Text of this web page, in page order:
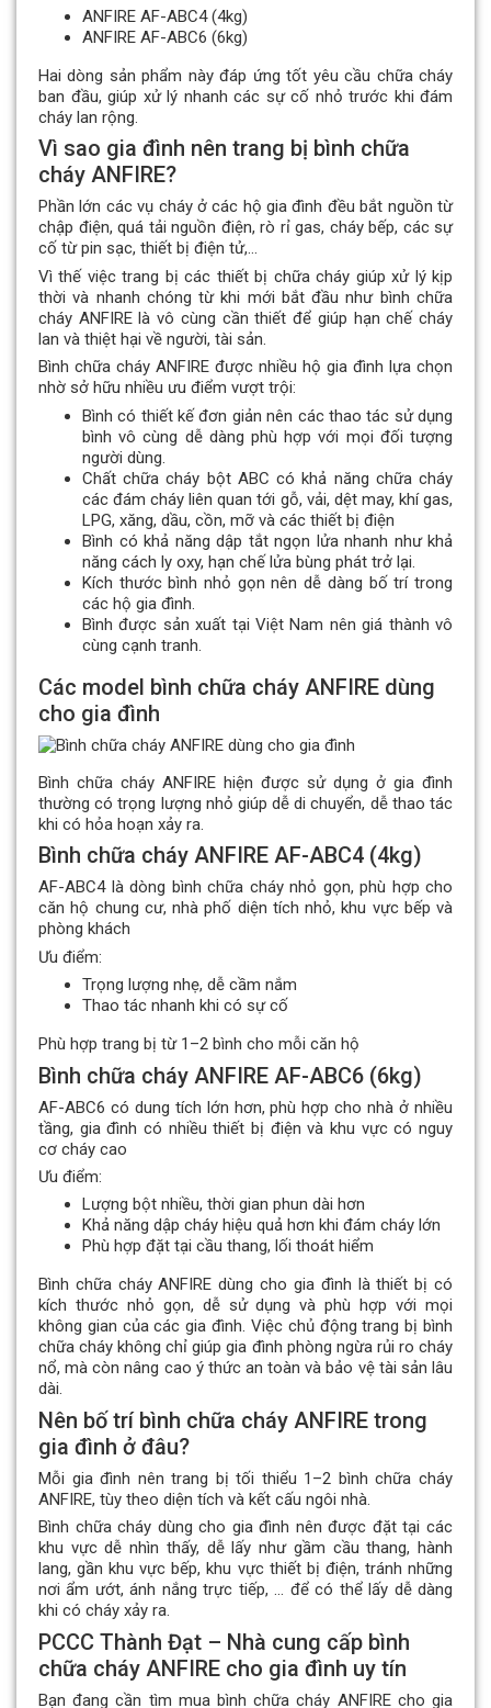
ANFIRE AF-ABC4 (4kg)
ANFIRE AF-ABC6 (6kg)
Hai dòng sản phẩm này đáp ứng tốt yêu cầu chữa cháy
ban đầu, giúp xử lý nhanh các sự cố nhỏ trước khi đám
cháy lan rộng.
Vì sao gia đình nên trang bị bình chữa
cháy ANFIRE?
Phần lớn các vụ cháy ở các hộ gia đình đều bắt nguồn từ
chập điện, quá tải nguồn điện, rò rỉ gas, cháy bếp, các sự
cố từ pin sạc, thiết bị điện tử,…
Vì thế việc trang bị các thiết bị chữa cháy giúp xử lý kịp
thời và nhanh chóng từ khi mới bắt đầu như bình chữa
cháy ANFIRE là vô cùng cần thiết để giúp hạn chế cháy
lan và thiệt hại về người, tài sản.
Bình chữa cháy ANFIRE được nhiều hộ gia đình lựa chọn
nhờ sở hữu nhiều ưu điểm vượt trội:
Bình có thiết kế đơn giản nên các thao tác sử dụng
bình vô cùng dễ dàng phù hợp với mọi đối tượng
người dùng.
Chất chữa cháy bột ABC có khả năng chữa cháy
các đám cháy liên quan tới gỗ, vải, dệt may, khí gas,
LPG, xăng, dầu, cồn, mỡ và các thiết bị điện
Bình có khả năng dập tắt ngọn lửa nhanh như khả
năng cách ly oxy, hạn chế lửa bùng phát trở lại.
Kích thước bình nhỏ gọn nên dễ dàng bố trí trong
các hộ gia đình.
Bình được sản xuất tại Việt Nam nên giá thành vô
cùng cạnh tranh.
Các model bình chữa cháy ANFIRE dùng
cho gia đình
Bình chữa cháy ANFIRE hiện được sử dụng ở gia đình
thường có trọng lượng nhỏ giúp dễ di chuyển, dễ thao tác
khi có hỏa hoạn xảy ra.
Bình chữa cháy ANFIRE AF-ABC4 (4kg)
AF-ABC4 là dòng bình chữa cháy nhỏ gọn, phù hợp cho
căn hộ chung cư, nhà phố diện tích nhỏ, khu vực bếp và
phòng khách
Ưu điểm:
Trọng lượng nhẹ, dễ cầm nắm
Thao tác nhanh khi có sự cố
Phù hợp trang bị từ 1–2 bình cho mỗi căn hộ
Bình chữa cháy ANFIRE AF-ABC6 (6kg)
AF-ABC6 có dung tích lớn hơn, phù hợp cho nhà ở nhiều
tầng, gia đình có nhiều thiết bị điện và khu vực có nguy
cơ cháy cao
Ưu điểm:
Lượng bột nhiều, thời gian phun dài hơn
Khả năng dập cháy hiệu quả hơn khi đám cháy lớn
Phù hợp đặt tại cầu thang, lối thoát hiểm
Bình chữa cháy ANFIRE dùng cho gia đình là thiết bị có
kích thước nhỏ gọn, dễ sử dụng và phù hợp với mọi
không gian của các gia đình. Việc chủ động trang bị bình
chữa cháy không chỉ giúp gia đình phòng ngừa rủi ro cháy
nổ, mà còn nâng cao ý thức an toàn và bảo vệ tài sản lâu
dài.
Nên bố trí bình chữa cháy ANFIRE trong
gia đình ở đâu?
Mỗi gia đình nên trang bị tối thiểu 1–2 bình chữa cháy
ANFIRE, tùy theo diện tích và kết cấu ngôi nhà.
Bình chữa cháy dùng cho gia đình nên được đặt tại các
khu vực dễ nhìn thấy, dễ lấy như gầm cầu thang, hành
lang, gần khu vực bếp, khu vực thiết bị điện, tránh những
nơi ẩm ướt, ánh nắng trực tiếp, … để có thể lấy dễ dàng
khi có cháy xảy ra.
PCCC Thành Đạt – Nhà cung cấp bình
chữa cháy ANFIRE cho gia đình uy tín
Bạn đang cần tìm mua bình chữa cháy ANFIRE cho gia